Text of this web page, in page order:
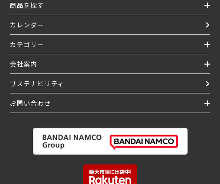
商品を探す
カレンダー
カテゴリー
会社案内
サステナビリティ
お問い合わせ